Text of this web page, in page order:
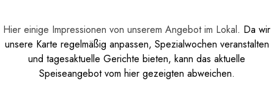
Hier einige Impressionen von unserem Angebot im Lokal. Da wir
unsere Karte regelmäßig anpassen, Spezialwochen veranstalten
und tagesaktuelle Gerichte bieten, kann das aktuelle
Speiseangebot vom hier gezeigten abweichen.